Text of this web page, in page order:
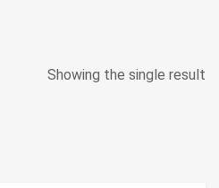
Showing the single result